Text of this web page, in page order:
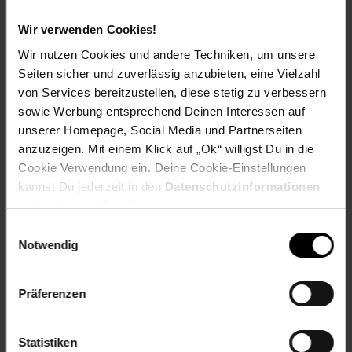
Wir verwenden Cookies!
Wir nutzen Cookies und andere Techniken, um unsere
Seiten sicher und zuverlässig anzubieten, eine Vielzahl
von Services bereitzustellen, diese stetig zu verbessern
sowie Werbung entsprechend Deinen Interessen auf
unserer Homepage, Social Media und Partnerseiten
anzuzeigen. Mit einem Klick auf „Ok“ willigst Du in die
Cookie Verwendung ein. Deine Cookie-Einstellungen
kannst Du jederzeit in den Datenschutzinformationen
ändern bzw. widerrufen.
Notwendig
Präferenzen
Statistiken
Herstellerinformationen
Fußzeile
Weitere Online-Angebote
Netto Reisen TV-Shop Weinwelt